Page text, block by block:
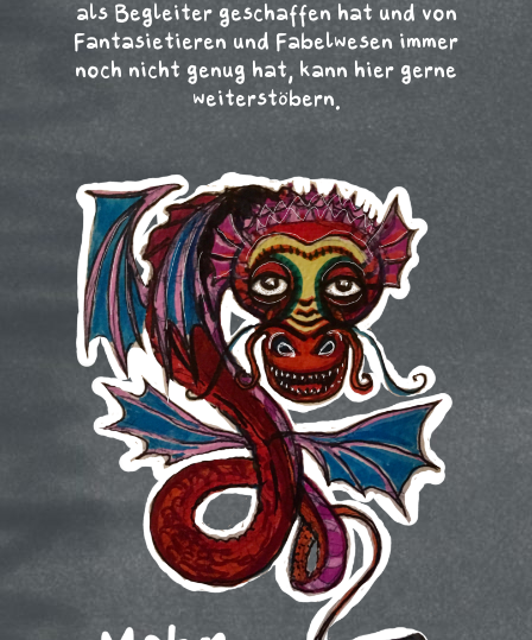
als Begleiter geschaffen hat und von
Fantasietieren und Fabelwesen immer
noch nicht genug hat, kann hier gerne
weiterstöbern.